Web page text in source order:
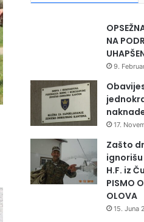
NA
9.
17.
Zašto
H.F. iz
PISMO
OLOVA
15. Juna